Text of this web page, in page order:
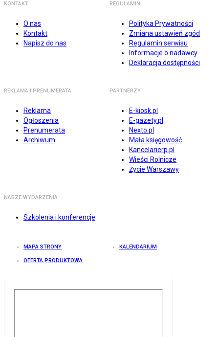
KONTAKT
O nas
Kontakt
Napisz do nas
REGULAMIN
Polityka Prywatności
Zmiana ustawień zgód
Regulamin serwisu
Informacje o nadawcy
Deklaracja dostępności
REKLAMA I PRENUMERATA
Reklama
Ogłoszenia
Prenumerata
Archiwum
PARTNERZY
E-kiosk.pl
E-gazety.pl
Nexto.pl
Mała księgowość
Kancelarierp.pl
Wieści Rolnicze
Życie Warszawy
NASZE WYDARZENIA
Szkolenia i konferencje
MAPA STRONY KALENDARIUM
OFERTA PRODUKTOWA